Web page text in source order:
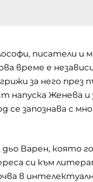
писатели и
време е
за него през
Женева и
се запознава с
Варен, която
си към
в